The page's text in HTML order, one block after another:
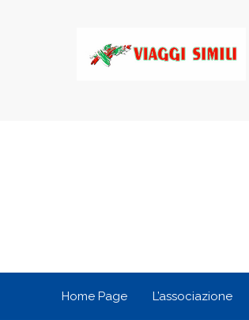
Home Page L’associazione